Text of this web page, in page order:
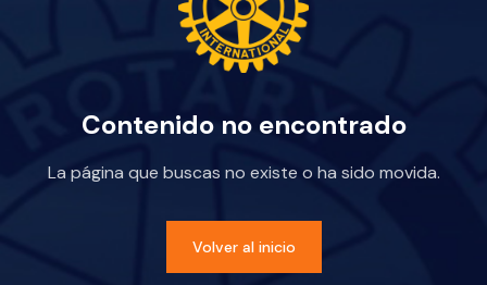
Contenido no encontrado
La página que buscas no existe o ha sido movida.
Volver al inicio